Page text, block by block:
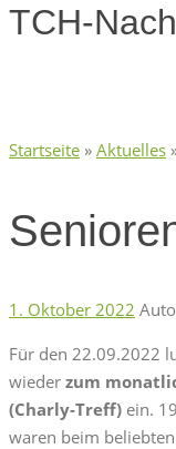
TCH-
Startseite » Aktuelles
1. Oktober 2022
Für den 22.09.2022
wieder zum
(Charly-Treff) ein.
waren beim